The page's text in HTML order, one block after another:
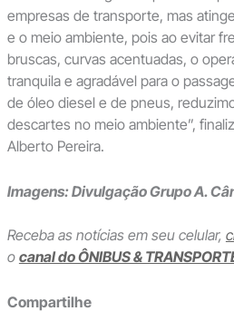
empresas de transporte, mas
e o meio ambiente, pois ao evitar
bruscas, curvas acentuadas, o
tranquila e agradável para o
de óleo diesel e de pneus,
descartes no meio ambiente”,
Alberto Pereira.
Imagens: Divulgação Grupo A.
Receba as notícias em seu celular,
o canal do ÔNIBUS &
Compartilhe